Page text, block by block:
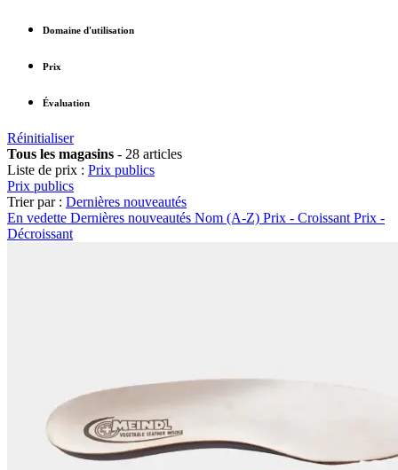
Domaine d'utilisation
Prix
Évaluation
Réinitialiser
Tous les magasins - 28 articles
Liste de prix : Prix publics
Prix publics
Trier par : Dernières nouveautés
En vedette Dernières nouveautés Nom (A-Z) Prix - Croissant Prix -
Décroissant